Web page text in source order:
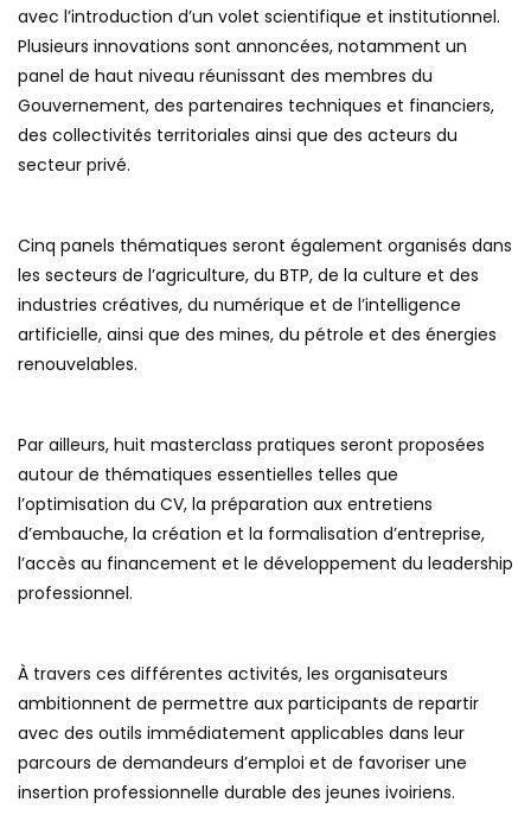
avec l’introduction d’un volet scientifique et institutionnel.
Plusieurs innovations sont annoncées, notamment un
panel de haut niveau réunissant des membres du
Gouvernement, des partenaires techniques et financiers,
des collectivités territoriales ainsi que des acteurs du
secteur privé.
Cinq panels thématiques seront également organisés dans
les secteurs de l’agriculture, du BTP, de la culture et des
industries créatives, du numérique et de l’intelligence
artificielle, ainsi que des mines, du pétrole et des énergies
renouvelables.
Par ailleurs, huit masterclass pratiques seront proposées
autour de thématiques essentielles telles que
l’optimisation du CV, la préparation aux entretiens
d’embauche, la création et la formalisation d’entreprise,
l’accès au financement et le développement du leadership
professionnel.
À travers ces différentes activités, les organisateurs
ambitionnent de permettre aux participants de repartir
avec des outils immédiatement applicables dans leur
parcours de demandeurs d’emploi et de favoriser une
insertion professionnelle durable des jeunes ivoiriens.